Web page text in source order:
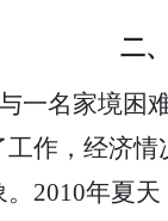
二
一名家境困
作，经济
2010年夏